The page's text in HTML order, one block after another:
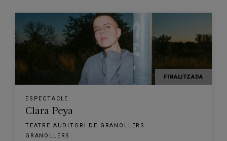
FINALITZADA
ESPECTACLE
Clara Peya
TEATRE AUDITORI DE GRANOLLERS
GRANOLLERS